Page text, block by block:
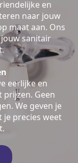
en
naar jouw
maat aan. Ons
sanitair
eerlijke en
Geen
We geven je
precies weet